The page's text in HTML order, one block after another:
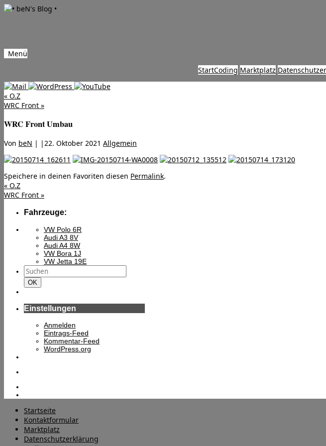
Menü
springen
StartCoding Marktplatz
« O.Z
WRC Front »
WRC Front Umbau
Von beN | | 22. Oktober 2021 Allgemein
Speichere in deinen Favoriten diesen Permalink.
« O.Z
WRC Front »
Fahrzeuge:
VW Polo 6R
Audi A3 8V
Audi A4 8W
VW Bora 1J
VW Jetta 19E
Suchen
nach:
Suchen
OK
Einstellungen
Anmelden
Eintrags-Feed
Kommentar-Feed
WordPress.org
Startseite
Kontaktformular
Marktplatz
Datenschutzerklärung